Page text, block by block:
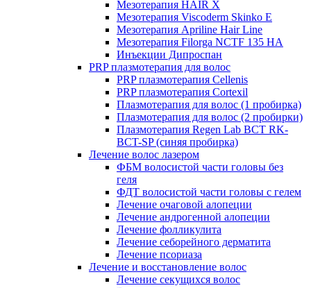
Мезотерапия HAIR X
Мезотерапия Viscoderm Skinko E
Мезотерапия Apriline Hair Line
Мезотерапия Filorga NCTF 135 HA
Инъекции Дипроспан
PRP плазмотерапия для волос
PRP плазмотерапия Cellenis
PRP плазмотерапия Cortexil
Плазмотерапия для волос (1 пробирка)
Плазмотерапия для волос (2 пробирки)
Плазмотерапия Regen Lab BCT RK-
BCT-SP (синяя пробирка)
Лечение волос лазером
ФБМ волосистой части головы без
геля
ФДТ волосистой части головы с гелем
Лечение очаговой алопеции
Лечение андрогенной алопеции
Лечение фолликулита
Лечение себорейного дерматита
Лечение псориаза
Лечение и восстановление волос
Лечение секущихся волос